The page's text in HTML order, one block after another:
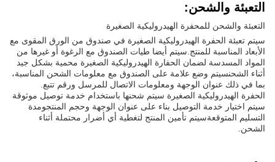
التعبئة والشحن:
التعبئة والشحن للمحفرة الهيدروليكية الصغيرة
سيتم تعبئة الحفرة الهيدروليكية الصغيرة في صندوق من الورق المقوى مع
الأبعاد المناسبة للمنتج.سيتم أيضا طيات الصندوق مع الرغوة أو غيرها من
المواد المسدسة لضمان الحفارة الهيدروليكية الصغيرة محمية بشكل جيد
أثناء الشحنسيتم وضع علامة على الصندوق مع معلومات الشحن المناسبة،
بما في ذلك عنوان الوجهة ومعلومات الاتصال للمرسل ورقم تتبع.
الحفرة الهيدروليكية الصغيرة سيتم شحنها باستخدام خدمة توصيل موثوقة
سيتم اختيار خدمة التوصيل بناء على عنوان الوجهة وحجم المنتجومدة
التسليم المتوقعةسيتم تأمين المنتج لتغطية أي أضرار محتملة أثناء
الشحن.